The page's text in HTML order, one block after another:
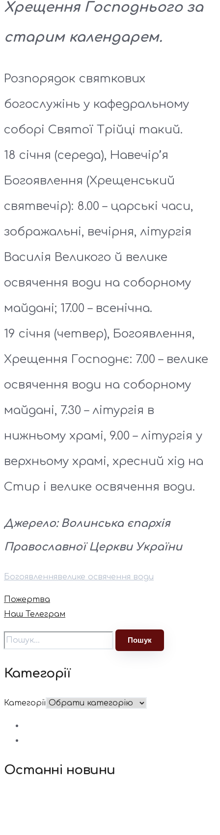
Хрещення Господнього за
старим календарем.
Розпорядок святкових
богослужінь у кафедральному
соборі Святої Трійці такий.
18 січня (середа), Навечір’я
Богоявлення (Хрещенський
святвечір): 8.00 – царські часи,
зображальні, вечірня, літургія
Василія Великого й велике
освячення води на соборному
майдані; 17.00 – всенічна.
19 січня (четвер), Богоявлення,
Хрещення Господнє: 7.00 – велике
освячення води на соборному
майдані, 7.30 – літургія в
нижньому храмі, 9.00 – літургія у
верхньому храмі, хресний хід на
Стир і велике освячення води.
Джерело: Волинська єпархія
Православної Церкви України
Богоявленнявелике освячення води
Пожертва
Наш Телеграм
Категорії
Категорії
Останні новини